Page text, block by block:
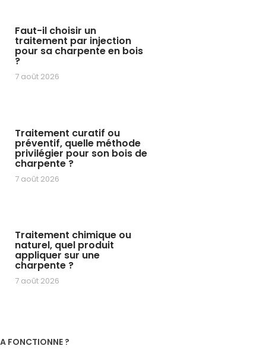
Faut-il choisir un
traitement par injection
pour sa charpente en bois
?
7 août 2026
Traitement curatif ou
préventif, quelle méthode
privilégier pour son bois de
charpente ?
7 août 2026
Traitement chimique ou
naturel, quel produit
appliquer sur une
charpente ?
7 août 2026
FONCTIONNE ?